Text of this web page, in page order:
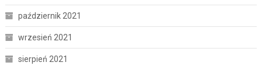
październik 2021
wrzesień 2021
sierpień 2021